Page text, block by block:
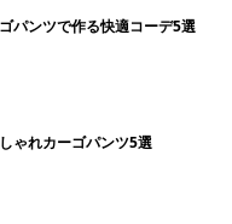
パンツで作る快適コーデ5選
ゃれカーゴパンツ5選